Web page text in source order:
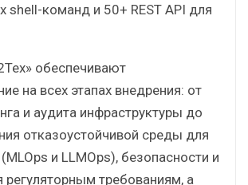
shell-команд и 50+ REST API для
обеспечивают
на всех этапах внедрения: от
и аудита инфраструктуры до
отказоустойчивой среды для
и LLMOps), безопасности и
регуляторным требованиям, а